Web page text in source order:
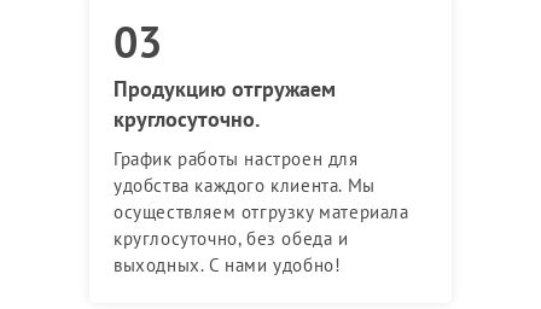
Продукцию отгружаем
круглосуточно.
График работы настроен для
удобства каждого клиента. Мы
осуществляем отгрузку материала
круглосуточно, без обеда и
выходных. С нами удобно!